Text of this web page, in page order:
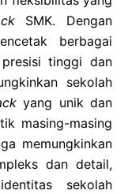
SMK. Dengan
berbagai
tinggi dan
sekolah
yang unik dan
masing-masing
memungkinkan
dan detail,
sekolah